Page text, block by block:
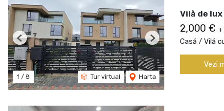
1 / 8 Tur virtual Harta
Previous Next
Vilă de
2,000 € +
Casă / Vilă
Vezi